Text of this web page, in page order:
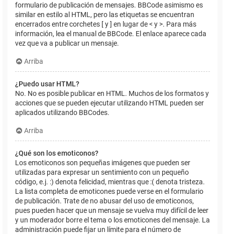
formulario de publicación de mensajes. BBCode asimismo es
similar en estilo al HTML, pero las etiquetas se encuentran
encerrados entre corchetes [ y ] en lugar de < y >. Para más
información, lea el manual de BBCode. El enlace aparece cada
vez que va a publicar un mensaje.
Arriba
¿Puedo usar HTML?
No. No es posible publicar en HTML. Muchos de los formatos y
acciones que se pueden ejecutar utilizando HTML pueden ser
aplicados utilizando BBCodes.
Arriba
¿Qué son los emoticonos?
Los emoticonos son pequeñas imágenes que pueden ser
utilizadas para expresar un sentimiento con un pequeño
código, e.j. :) denota felicidad, mientras que :( denota tristeza.
La lista completa de emoticones puede verse en el formulario
de publicación. Trate de no abusar del uso de emoticonos,
pues pueden hacer que un mensaje se vuelva muy difícil de leer
y un moderador borre el tema o los emoticones del mensaje. La
administración puede fijar un límite para el número de